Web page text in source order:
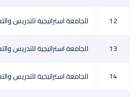
12 للجامعة استراتيجية للتدريس
13 للجامعة استراتيجية للتدريس
14 للجامعة استراتيجية للتدريس